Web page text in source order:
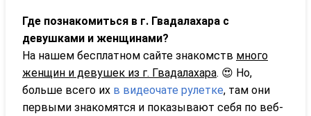
Где познакомиться в г. Гвадалахара с
девушками и женщинами?
На нашем бесплатном сайте знакомств много
женщин и девушек из г. Гвадалахара. 😍 Но,
больше всего их в видеочате рулетке, там они
первыми знакомятся и показывают себя по веб-